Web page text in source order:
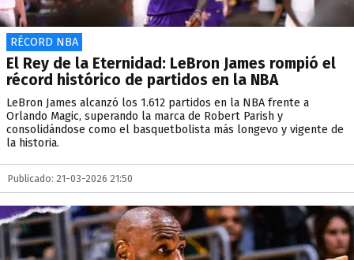
RÉCORD NBA
El Rey de la Eternidad: LeBron James rompió el
récord histórico de partidos en la NBA
LeBron James alcanzó los 1.612 partidos en la NBA frente a
Orlando Magic, superando la marca de Robert Parish y
consolidándose como el basquetbolista más longevo y vigente de
la historia.
Publicado: 21-03-2026 21:50